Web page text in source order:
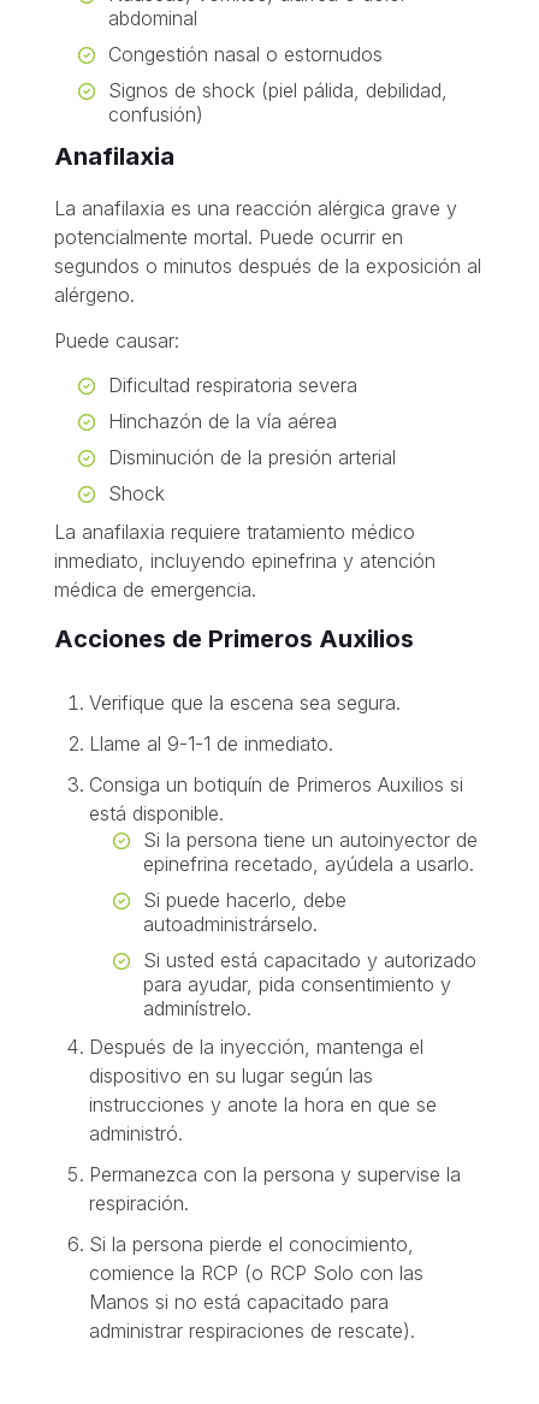
abdominal
Congestión nasal o estornudos
Signos de shock (piel pálida, debilidad,
confusión)
Anafilaxia
La anafilaxia es una reacción alérgica grave y
potencialmente mortal. Puede ocurrir en
segundos o minutos después de la exposición al
alérgeno.
Puede causar:
Dificultad respiratoria severa
Hinchazón de la vía aérea
Disminución de la presión arterial
Shock
La anafilaxia requiere tratamiento médico
inmediato, incluyendo epinefrina y atención
médica de emergencia.
Acciones de Primeros Auxilios
Verifique que la escena sea segura.
Llame al 9-1-1 de inmediato.
Consiga un botiquín de Primeros Auxilios si
está disponible.
Si la persona tiene un autoinyector de
epinefrina recetado, ayúdela a usarlo.
Si puede hacerlo, debe
autoadministrárselo.
Si usted está capacitado y autorizado
para ayudar, pida consentimiento y
adminístrelo.
Después de la inyección, mantenga el
dispositivo en su lugar según las
instrucciones y anote la hora en que se
administró.
Permanezca con la persona y supervise la
respiración.
Si la persona pierde el conocimiento,
comience la RCP (o RCP Solo con las
Manos si no está capacitado para
administrar respiraciones de rescate).